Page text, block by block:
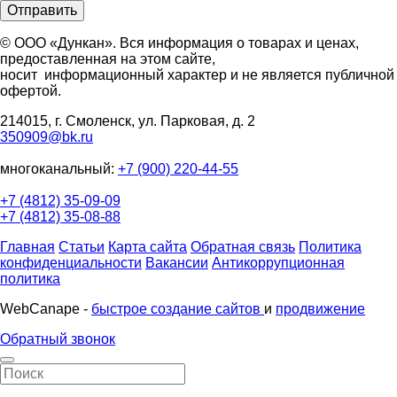
Отправить
© ООО «Дункан». Вся информация о товарах и ценах,
предоставленная на этом сайте,
носит информационный характер и не является публичной
офертой.
214015, г. Смоленск, ул. Парковая, д. 2
350909@bk.ru
многоканальный: +7 (900) 220-44-55
+7 (4812) 35-09-09
+7 (4812) 35-08-88
Главная Статьи Карта сайта Обратная связь Политика
конфиденциальности Вакансии Антикоррупционная
политика
WebCanape - быстрое создание сайтов и продвижение
Обратный звонок